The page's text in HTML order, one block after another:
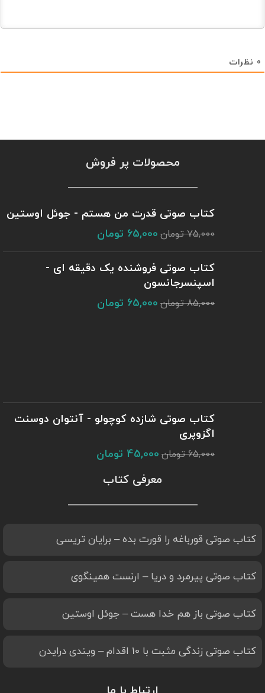
0 نظرات
محصولات پر فروش
کتاب صوتی قدرت من هستم - جوئل اوستین
75,000 تومان 65,000 تومان
کتاب صوتی فروشنده یک دقیقه ای -
اسپنسرجانسون
85,000 تومان 65,000 تومان
کتاب صوتی شازده کوچولو - آنتوان دوسنت
اگزوپری
65,000 تومان 45,000 تومان
معرفی کتاب
کتاب صوتی قورباغه را قورت بده – برایان تریسی
کتاب صوتی پیرمرد و دریا – ارنست همینگوی
کتاب صوتی باز هم خدا هست – جوئل اوستین
کتاب صوتی زندگی مثبت با 10 اقدام – ویندی درایدن